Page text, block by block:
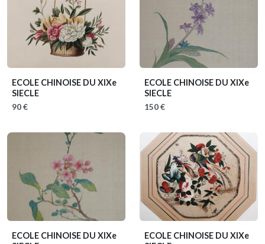
ECOLE CHINOISE DU XIXe
SIECLE
90 €
ECOLE CHINOISE DU XIXe
SIECLE
150 €
ECOLE CHINOISE DU XIXe
ECOLE CHINOISE DU XIXe